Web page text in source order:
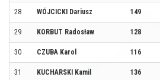
28 WÓJCICKI Dariusz 149
29 KORBUT Radosław 128
30 CZUBA Karol 116
31 KUCHARSKI Kamil 136